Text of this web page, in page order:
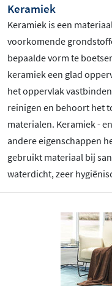
Keramiek
Keramiek is een
voorkomende
bepaalde vorm te
keramiek een glad
het oppervlak
reinigen en behoort het
materialen. Keramiek -
andere eigenschappen
gebruikt materiaal bij
waterdicht, zeer